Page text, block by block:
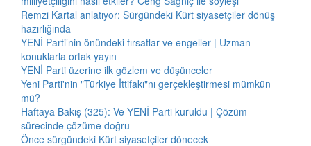
Remzi Kartal anlatıyor: Sürgündeki Kürt siyasetçiler dönüş
hazırlığında
YENİ Parti’nin önündeki fırsatlar ve engeller | Uzman
konuklarla ortak yayın
YENİ Parti üzerine ilk gözlem ve düşünceler
Yeni Parti'nin "Türkiye İttifakı"nı gerçekleştirmesi mümkün
mü?
Haftaya Bakış (325): Ve YENİ Parti kuruldu | Çözüm
sürecinde çözüme doğru
Önce sürgündeki Kürt siyasetçiler dönecek